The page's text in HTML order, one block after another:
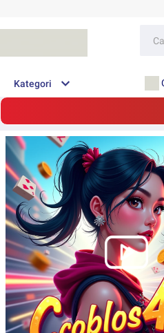
Kategori